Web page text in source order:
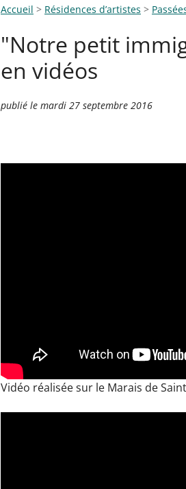
Accueil > Résidences d’artistes >
"Notre petit
en vidéos
publié le mardi 27 septembre 2016
Vidéo réalisée sur le Marais de